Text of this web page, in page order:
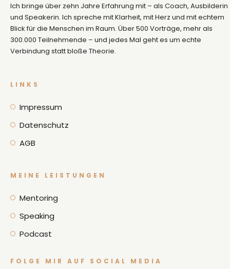
Ich bringe über zehn Jahre Erfahrung mit – als Coach, Ausbilderin
und Speakerin. Ich spreche mit Klarheit, mit Herz und mit echtem
Blick für die Menschen im Raum. Über 500 Vorträge, mehr als
300.000 Teilnehmende – und jedes Mal geht es um echte
Verbindung statt bloße Theorie.
LINKS
Impressum
Datenschutz
AGB
MEINE LEISTUNGEN
Mentoring
Speaking
Podcast
FOLGE MIR AUF SOCIAL MEDIA